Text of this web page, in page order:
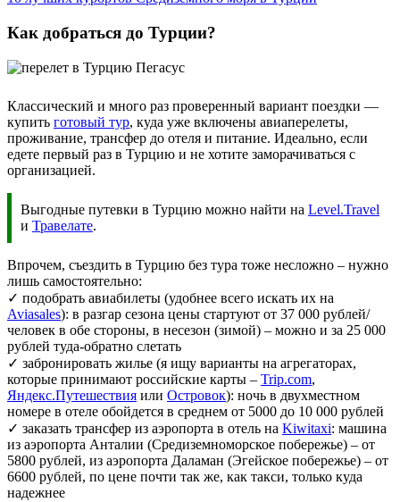
Как добраться до Турции?
Классический и много раз проверенный вариант поездки —
купить готовый тур, куда уже включены авиаперелеты,
проживание, трансфер до отеля и питание. Идеально, если
едете первый раз в Турцию и не хотите заморачиваться с
организацией.
Выгодные путевки в Турцию можно найти на Level.Travel
и Травелате.
Впрочем, съездить в Турцию без тура тоже несложно – нужно
лишь самостоятельно:
✓ подобрать авиабилеты (удобнее всего искать их на
Aviasales): в разгар сезона цены стартуют от 37 000 рублей/
человек в обе стороны, в несезон (зимой) – можно и за 25 000
рублей туда-обратно слетать
✓ забронировать жилье (я ищу варианты на агрегаторах,
которые принимают российские карты – Trip.com,
Яндекс.Путешествия или Островок): ночь в двухместном
номере в отеле обойдется в среднем от 5000 до 10 000 рублей
✓ заказать трансфер из аэропорта в отель на Kiwitaxi: машина
из аэропорта Анталии (Средиземноморское побережье) – от
5800 рублей, из аэропорта Даламан (Эгейское побережье) – от
6600 рублей, по цене почти так же, как такси, только куда
надежнее